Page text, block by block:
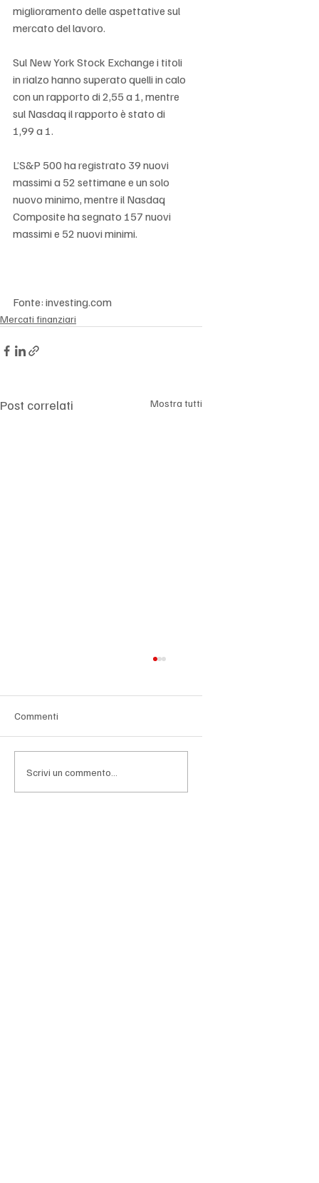
miglioramento delle aspettative sul
mercato del lavoro.
Sul New York Stock Exchange i titoli
in rialzo hanno superato quelli in calo
con un rapporto di 2,55 a 1, mentre
sul Nasdaq il rapporto è stato di
1,99 a 1.
L’S&P 500 ha registrato 39 nuovi
massimi a 52 settimane e un solo
nuovo minimo, mentre il Nasdaq
Composite ha segnato 157 nuovi
massimi e 52 nuovi minimi.
Fonte: investing.com
Mercati finanziari
Post correlati Mostra tutti
Commenti
Scrivi un commento...